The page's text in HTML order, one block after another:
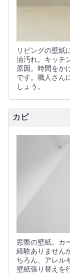
リビングの壁紙
油汚れ。キッチ
原因。時間をか
です。職人さん
しょう。
カビ
窓際の壁紙。カ
経験ありません
ちろん、アレル
壁紙張り替えを